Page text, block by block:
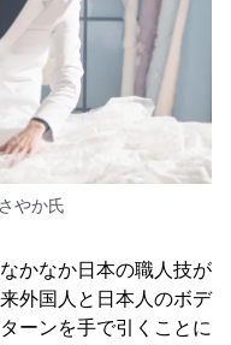
やか氏
かなか日本の職人技が
外国人と日本人のボデ
ーンを手で引くことに